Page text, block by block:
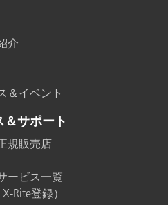
介
＆イベント
サポート
規販売店
ービス一覧
Rite登録）